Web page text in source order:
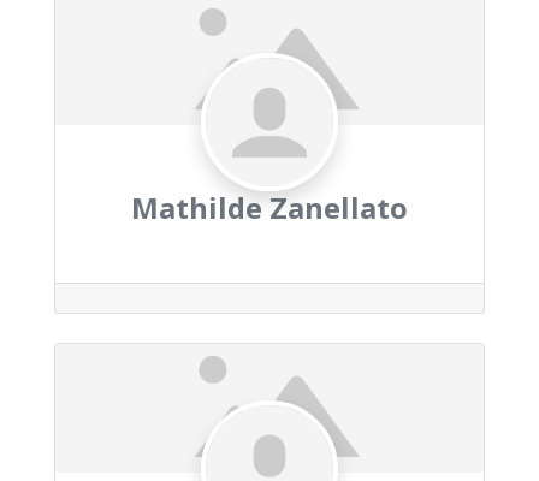
Mathilde Zanellato